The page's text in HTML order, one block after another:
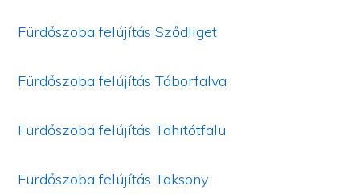
Fürdőszoba felújítás Sződliget
Fürdőszoba felújítás Táborfalva
Fürdőszoba felújítás Tahitótfalu
Fürdőszoba felújítás Taksony